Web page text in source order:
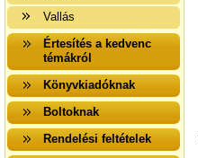
Vallás
Értesítés a kedvenc
témákról
Könyvkiadóknak
Boltoknak
Rendelési feltételek